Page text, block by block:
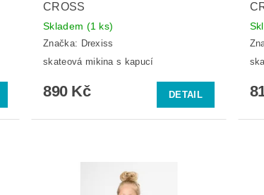
CROSS
Skladem (1 ks)
Značka: Drexiss
skateová mikina s kapucí
890 Kč DETAIL